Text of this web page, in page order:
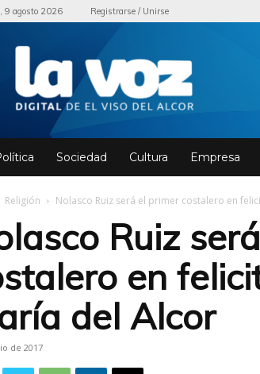
9 agosto 2026 Registrarse / Unirse
El
periódico
de
El
del
Alcor
Sociedad Cultura Empresa
Religión Nolasco Ruiz será el primer costalero en
Ruiz
en
del Alcor
de 2017